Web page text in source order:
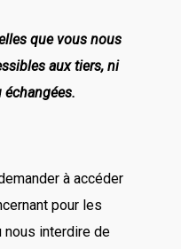
que vous nous
aux tiers, ni
à accéder
pour les
nous interdire de